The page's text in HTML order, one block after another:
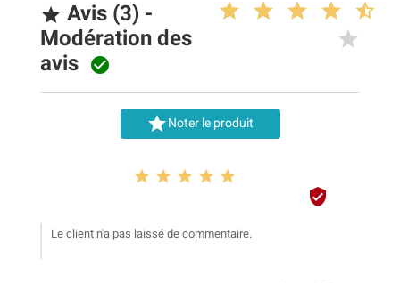
 Avis (3) -
Modération des
avis 
Noter le produit
    

Le client n'a pas laissé de commentaire.